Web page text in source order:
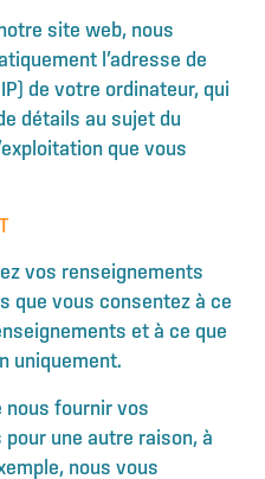
site web, nous
l’adresse de
de votre ordinateur, qui
détails au sujet du
que vous
vos renseignements
que vous consentez à ce
et à ce que
uniquement.
nous fournir vos
une autre raison, à
nous vous